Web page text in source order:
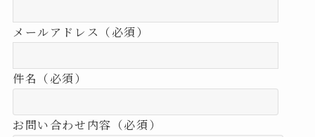
メールアドレス（必須）
件名（必須）
お問い合わせ内容（必須）